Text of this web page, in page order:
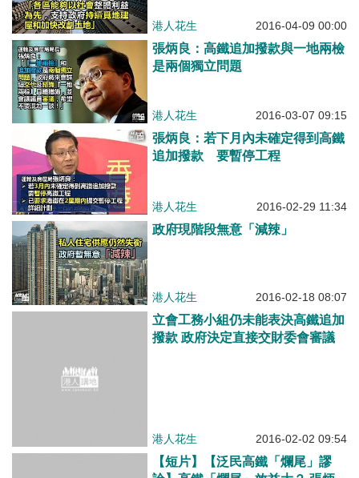
港人花生 2016-04-09 00:00
張炳良：高鐵追加撥款與一地兩檢
是兩個獨立問題
港人花生 2016-03-07 09:15
張炳良：若下月內未確定得到高鐵
追加撥款 要暫停工程
港人花生 2016-02-29 11:34
政府現階段無意「減辣」
港人花生 2016-02-18 08:07
立會工務小組仍未能表決高鐵追加
撥款 政府決定直接交財委會審議
港人花生 2016-02-02 09:54
【短片】【泛民高鐵「爛尾」謬